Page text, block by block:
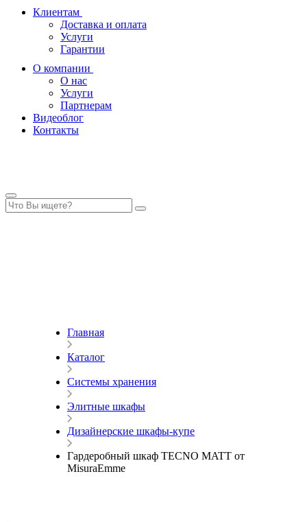
Клиентам
Доставка и оплата
Услуги
Гарантии
О компании
О нас
Услуги
Партнерам
Видеоблог
Контакты
Главная
Каталог
Системы хранения
Элитные шкафы
Дизайнерские шкафы-купе
Гардеробный шкаф TECNO MATT от
MisuraEmme